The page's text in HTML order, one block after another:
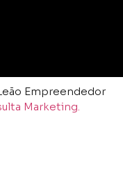
Empreendedor
Marketing.